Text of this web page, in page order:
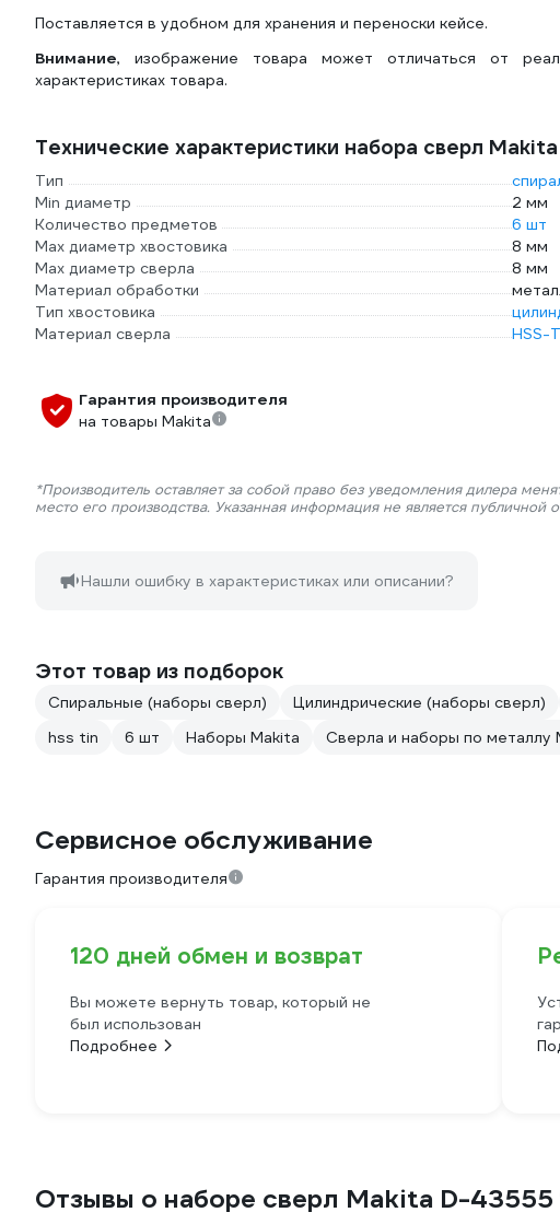
Поставляется в удобном для хранения и переноски кейсе.
Внимание, изображение товара может отличаться от
характеристиках товара.
Технические характеристики набора сверл
Тип
Min диаметр
2 мм
Количество предметов
6 шт
Max диаметр хвостовика
8 мм
Max диаметр сверла
8 мм
Материал обработки
Тип хвостовика
Материал сверла
HSS-
Гарантия производителя
на товары Makita
*Производитель оставляет за собой право без уведомления дилера
место его производства. Указанная информация не является публичной
Нашли ошибку в характеристиках или описании?
Этот товар из подборок
Спиральные (наборы сверл) Цилиндрические (наборы сверл)
hss tin
6 шт Наборы Makita Сверла и наборы по металлу
Сервисное обслуживание
Гарантия производителя
120 дней обмен и возврат
Вы можете вернуть товар, который не
был использован
Подробнее
Отзывы о наборе сверл Makita D-43555